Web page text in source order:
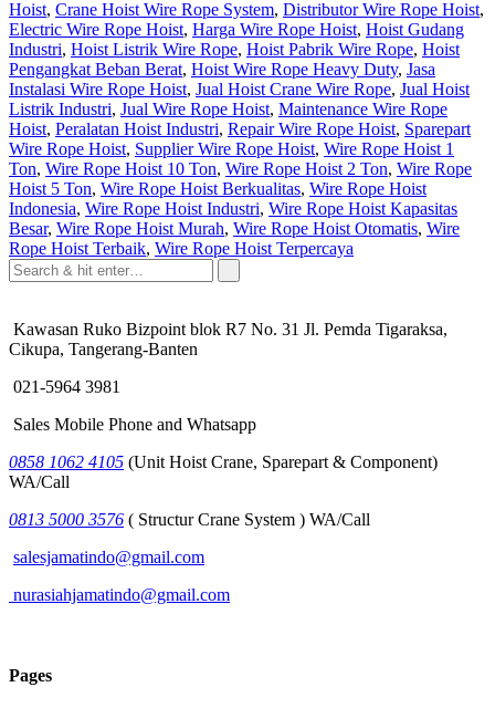
Hoist, Crane Hoist Wire Rope System, Distributor Wire Rope Hoist,
Electric Wire Rope Hoist, Harga Wire Rope Hoist, Hoist Gudang
Industri, Hoist Listrik Wire Rope, Hoist Pabrik Wire Rope, Hoist
Pengangkat Beban Berat, Hoist Wire Rope Heavy Duty, Jasa
Instalasi Wire Rope Hoist, Jual Hoist Crane Wire Rope, Jual Hoist
Listrik Industri, Jual Wire Rope Hoist, Maintenance Wire Rope
Hoist, Peralatan Hoist Industri, Repair Wire Rope Hoist, Sparepart
Wire Rope Hoist, Supplier Wire Rope Hoist, Wire Rope Hoist 1
Ton, Wire Rope Hoist 10 Ton, Wire Rope Hoist 2 Ton, Wire Rope
Hoist 5 Ton, Wire Rope Hoist Berkualitas, Wire Rope Hoist
Indonesia, Wire Rope Hoist Industri, Wire Rope Hoist Kapasitas
Besar, Wire Rope Hoist Murah, Wire Rope Hoist Otomatis, Wire
Rope Hoist Terbaik, Wire Rope Hoist Terpercaya
Kawasan Ruko Bizpoint blok R7 No. 31 Jl. Pemda Tigaraksa,
Cikupa, Tangerang-Banten
021-5964 3981
Sales Mobile Phone and Whatsapp
0858 1062 4105 (Unit Hoist Crane, Sparepart & Component)
WA/Call
0813 5000 3576 ( Structur Crane System ) WA/Call
salesjamatindo@gmail.com
nurasiahjamatindo@gmail.com
Pages